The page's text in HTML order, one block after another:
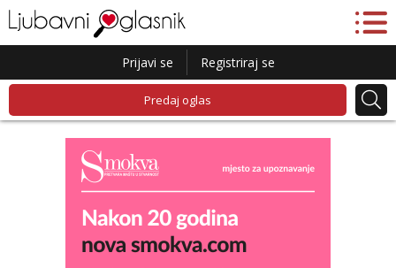
Prijavi se Registriraj se
Predaj oglas